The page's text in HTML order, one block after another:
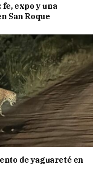
expo y una
San Roque
de yaguareté en